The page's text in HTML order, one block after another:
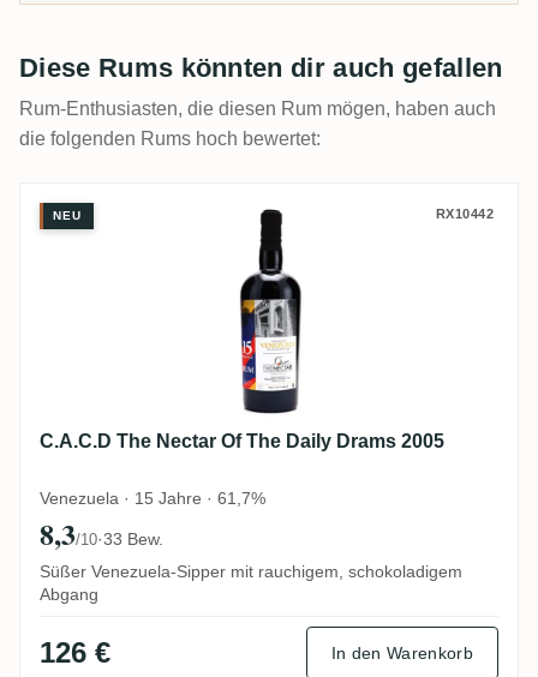
Diese Rums könnten dir auch gefallen
Rum-Enthusiasten, die diesen Rum mögen, haben auch
die folgenden Rums hoch bewertet:
C.A.C.D The Nectar Of The Daily Drams
NEU RX10442
C.A.C.D The Nectar Of The Daily Drams 2005
Venezuela · 15 Jahre · 61,7%
8,3/10·33 Bew.
Süßer Venezuela-Sipper mit rauchigem, schokoladigem
Abgang
126 € In den Warenkorb